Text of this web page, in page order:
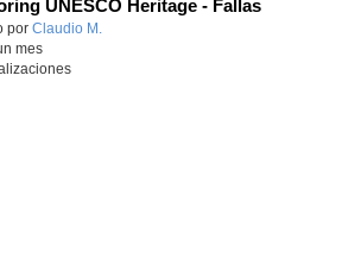
UNESCO Heritage - Fallas
educativo.
por Claudio M.
mes